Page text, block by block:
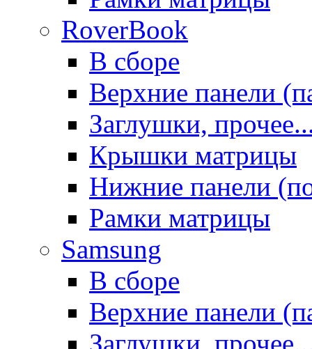
RoverBook
В сборе
Верхние панели
Заглушки,
Крышки матрицы
Нижние панели
Рамки матрицы
Samsung
В сборе
Верхние панели
Заглушки,